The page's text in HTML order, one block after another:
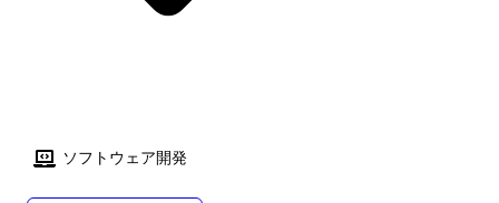
た、設立間もない組織の為、プログラマーとしてテクニカルスペシャリ
ソフトウェア開発